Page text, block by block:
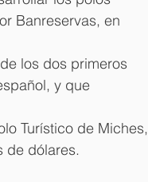
Banreservas, en
los dos primeros
y que
Turístico de Miches,
de dólares.